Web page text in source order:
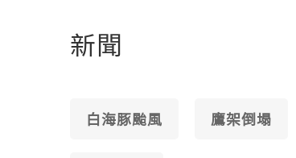
新聞
白海豚颱風 鷹架倒塌